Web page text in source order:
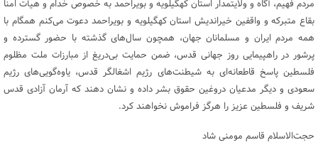
مردم فهیم، آگاه و ولایتمدار استان کهگیلویه و بویراحمد به خصوص خدام و هیأت امنا
بقاع متبرکه و واقفین خیراندیش استان کهگیلویه و بویراحمد دعوت می‌کنم همگام با
همه مردم ایران و مسلمانان جهان، همچون سال‌های گذشته با حضور گسترده و
پرشور در راهپیمایی روز جهانی قدس، ضمن حمایت بی‌دریغ از مبارزات ملت مظلوم
فلسطین پاسخ قاطعانه‌ای به شیطنت‌های رژیم اشغالگر قدس، یاوه‌گویی‌های رژیم
سعودی و دیگر مدعیان دروغین حقوق بشر داده و نشان دهند که آرمان آزادی قدس
شریف و فلسطین عزیز را هرگز فراموش نخواهند کرد.
حجت‌الاسلام قاسم مومنی شاد